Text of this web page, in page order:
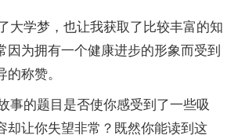
大学梦，也让我获取了比较丰富的知
因为拥有一个健康进步的形象而受到
称赞。
事的题目是否使你感受到了一些吸
却让你失望非常？既然你能读到这